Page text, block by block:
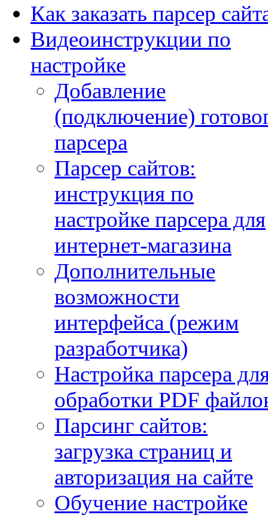
Как заказать парсер
Видеоинструкции по
настройке
Добавление
(подключение)
парсера
Парсер сайтов:
инструкция по
настройке парсера для
интернет-магазина
Дополнительные
возможности
интерфейса (режим
разработчика)
Настройка парсера
обработки PDF
Парсинг сайтов:
загрузка страниц и
авторизация на сайте
Обучение настройке